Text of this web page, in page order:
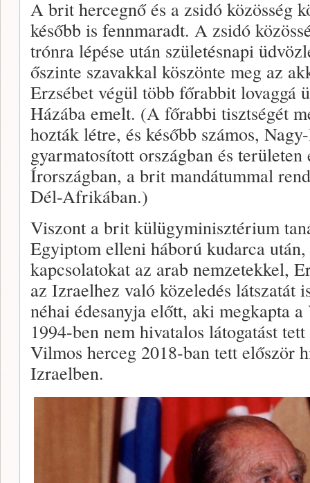
A brit hercegnő és a zsidó közösség
később is fennmaradt. A zsidó
trónra lépése után születésnapi
őszinte szavakkal köszönte meg az
Erzsébet végül több főrabbit lovaggá
Házába emelt. (A főrabbi tisztségét
hozták létre, és később számos,
gyarmatosított országban és
Írországban, a brit mandátummal
Dél-Afrikában.)
Viszont a brit külügyminisztérium
Egyiptom elleni háború kudarca
kapcsolatokat az arab nemzetekkel,
az Izraelhez való közeledés látszatát
néhai édesanyja előtt, aki megkapta
1994-ben nem hivatalos látogatást
Vilmos herceg 2018-ban tett először
Izraelben.